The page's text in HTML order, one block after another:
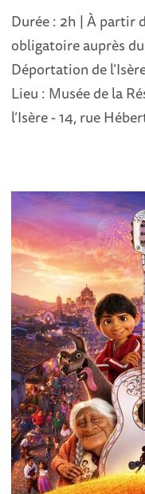
Durée : 2h | À partir
obligatoire auprès
Déportation de
Lieu : Musée de la
l’Isère - 14, rue